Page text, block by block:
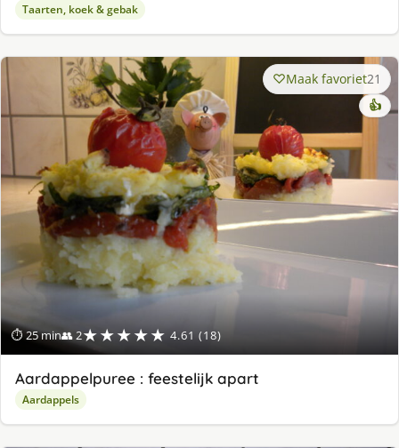
Taarten, koek & gebak
⏱ 25 min👥 2★★★★★ 4.61 (18)
Maak favoriet21
👍
Aardappelpuree : feestelijk apart
Aardappels